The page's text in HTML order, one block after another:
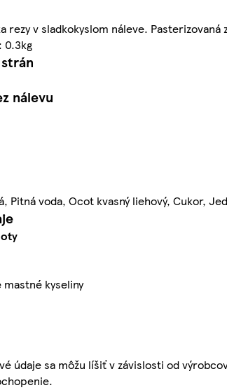
rezy v sladkokyslom náleve. Pasterizovaná
0.3kg
nálevu
Pitná voda, Ocot kvasný liehový, Cukor,
kyseliny
údaje sa môžu líšiť v závislosti od